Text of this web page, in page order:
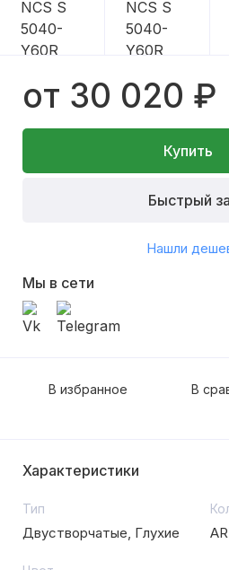
от 30 020 ₽
Купить
Быстрый
Нашли
Мы в сети
В избранное В
Характеристики
Тип
Двустворчатые, Глухие